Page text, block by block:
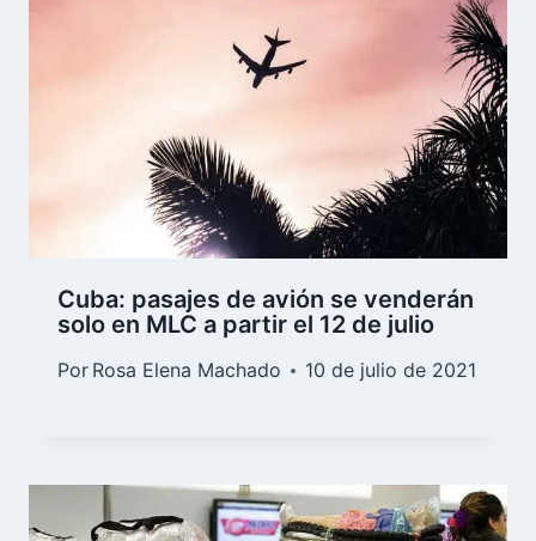
Cuba: pasajes de avión se venderán
solo en MLC a partir el 12 de julio
Por Rosa Elena Machado 10 de julio de 2021